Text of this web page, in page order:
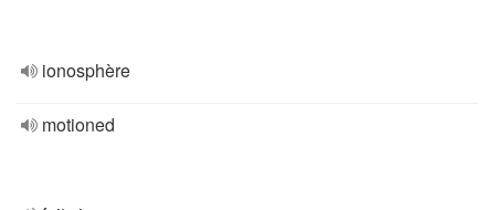
ionosphère
motioned